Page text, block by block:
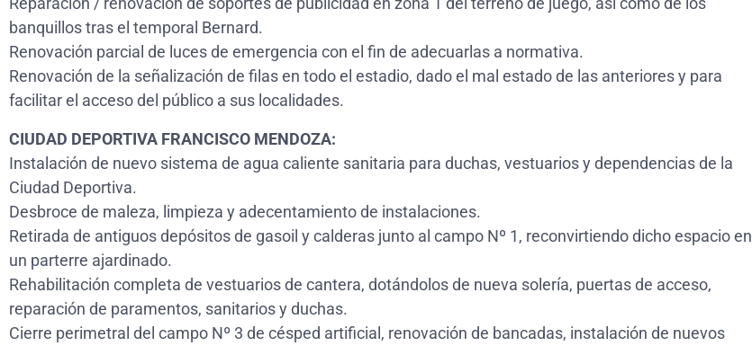
banquillos tras el temporal Bernard.
Renovación parcial de luces de emergencia con el fin de adecuarlas a normativa.
Renovación de la señalización de filas en todo el estadio, dado el mal estado de las anteriores y para
facilitar el acceso del público a sus localidades.
CIUDAD DEPORTIVA FRANCISCO MENDOZA:
Instalación de nuevo sistema de agua caliente sanitaria para duchas, vestuarios y dependencias de la
Ciudad Deportiva.
Desbroce de maleza, limpieza y adecentamiento de instalaciones.
Retirada de antiguos depósitos de gasoil y calderas junto al campo Nº 1, reconvirtiendo dicho espacio en
un parterre ajardinado.
Rehabilitación completa de vestuarios de cantera, dotándolos de nueva solería, puertas de acceso,
reparación de paramentos, sanitarios y duchas.
Cierre perimetral del campo Nº 3 de césped artificial, renovación de bancadas, instalación de nuevos